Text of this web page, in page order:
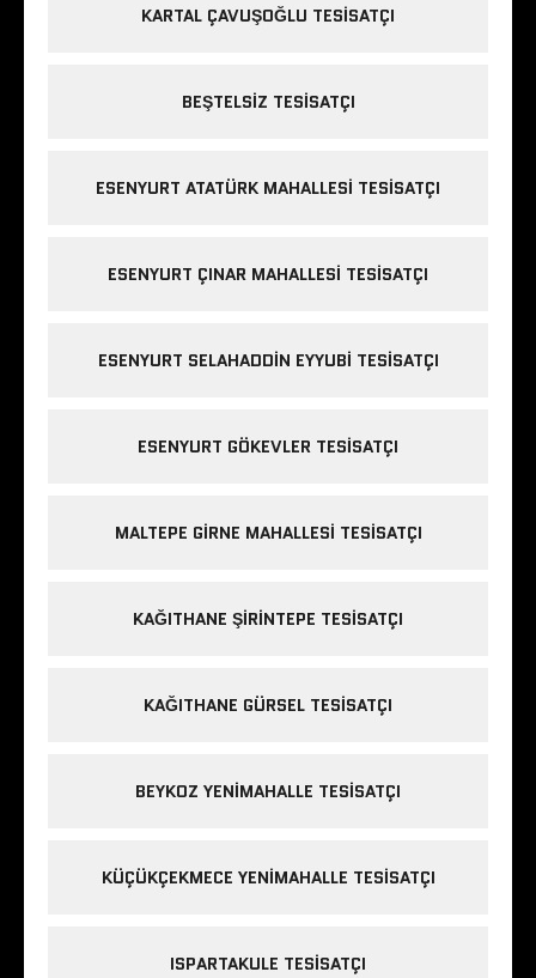
KARTAL ÇAVUŞOĞLU TESISATÇI
BEŞTELSIZ TESISATÇI
ESENYURT ATATÜRK MAHALLESI TESISATÇI
ESENYURT ÇINAR MAHALLESI TESISATÇI
ESENYURT SELAHADDIN EYYUBI TESISATÇI
ESENYURT GÖKEVLER TESISATÇI
MALTEPE GIRNE MAHALLESI TESISATÇI
KAĞITHANE ŞIRINTEPE TESISATÇI
KAĞITHANE GÜRSEL TESISATÇI
BEYKOZ YENIMAHALLE TESISATÇI
KÜÇÜKÇEKMECE YENIMAHALLE TESISATÇI
ISPARTAKULE TESISATÇI